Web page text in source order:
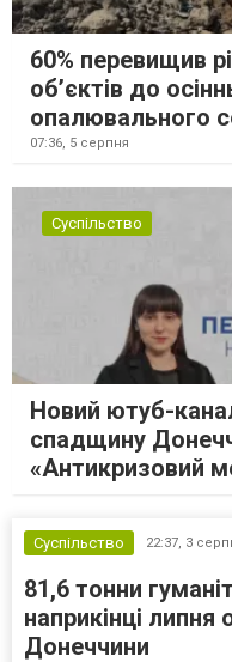
60% перевищив
об’єктів до
опалювального
07:36, 5 серпня
Суспільство
Новий ютуб-
спадщину
«Антикризовий
Суспільство 22:37, 3
81,6 тонни
наприкінці
Донеччини